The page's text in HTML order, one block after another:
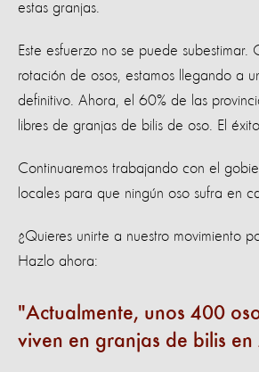
estas granjas.
Este esfuerzo no se puede subestimar.
rotación de osos, estamos llegando a
definitivo. Ahora, el 60% de las
libres de granjas de bilis de oso. El
Continuaremos trabajando con el
locales para que ningún oso sufra en
¿Quieres unirte a nuestro movimiento
Hazlo ahora:
Actualmente, unos 400
viven en granjas de bilis en